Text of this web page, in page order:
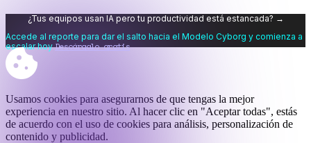
¿Tus equipos usan IA pero tu productividad está estancada? →
Accede al reporte para dar el salto hacia el Modelo Cyborg y comienza a
escalar hoy Descárgalo gratis
Usamos cookies para asegurarnos de que tengas la mejor
experiencia en nuestro sitio. Al hacer clic en "Aceptar todas", estás
de acuerdo con el uso de cookies para análisis, personalización de
contenido y publicidad.